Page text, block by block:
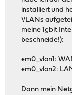
installiert und
VLANs
meine 1gbit
beschneide!):
em0_vlan1:
em0_vlan2:
Dann mein